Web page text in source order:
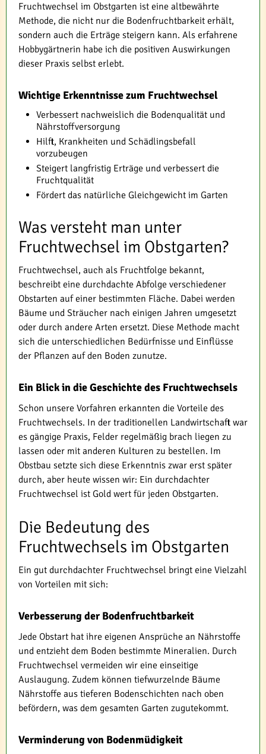
Fruchtwechsel im Obstgarten ist eine altbewährte
Methode, die nicht nur die Bodenfruchtbarkeit erhält,
sondern auch die Erträge steigern kann. Als erfahrene
Hobbygärtnerin habe ich die positiven Auswirkungen
dieser Praxis selbst erlebt.
Wichtige Erkenntnisse zum Fruchtwechsel
Verbessert nachweislich die Bodenqualität und
Nährstoffversorgung
Hilft, Krankheiten und Schädlingsbefall
vorzubeugen
Steigert langfristig Erträge und verbessert die
Fruchtqualität
Fördert das natürliche Gleichgewicht im Garten
Was versteht man unter
Fruchtwechsel im Obstgarten?
Fruchtwechsel, auch als Fruchtfolge bekannt,
beschreibt eine durchdachte Abfolge verschiedener
Obstarten auf einer bestimmten Fläche. Dabei werden
Bäume und Sträucher nach einigen Jahren umgesetzt
oder durch andere Arten ersetzt. Diese Methode macht
sich die unterschiedlichen Bedürfnisse und Einflüsse
der Pflanzen auf den Boden zunutze.
Ein Blick in die Geschichte des Fruchtwechsels
Schon unsere Vorfahren erkannten die Vorteile des
Fruchtwechsels. In der traditionellen Landwirtschaft war
es gängige Praxis, Felder regelmäßig brach liegen zu
lassen oder mit anderen Kulturen zu bestellen. Im
Obstbau setzte sich diese Erkenntnis zwar erst später
durch, aber heute wissen wir: Ein durchdachter
Fruchtwechsel ist Gold wert für jeden Obstgarten.
Die Bedeutung des
Fruchtwechsels im Obstgarten
Ein gut durchdachter Fruchtwechsel bringt eine Vielzahl
von Vorteilen mit sich:
Verbesserung der Bodenfruchtbarkeit
Jede Obstart hat ihre eigenen Ansprüche an Nährstoffe
und entzieht dem Boden bestimmte Mineralien. Durch
Fruchtwechsel vermeiden wir eine einseitige
Auslaugung. Zudem können tiefwurzelnde Bäume
Nährstoffe aus tieferen Bodenschichten nach oben
befördern, was dem gesamten Garten zugutekommt.
Verminderung von Bodenmüdigkeit